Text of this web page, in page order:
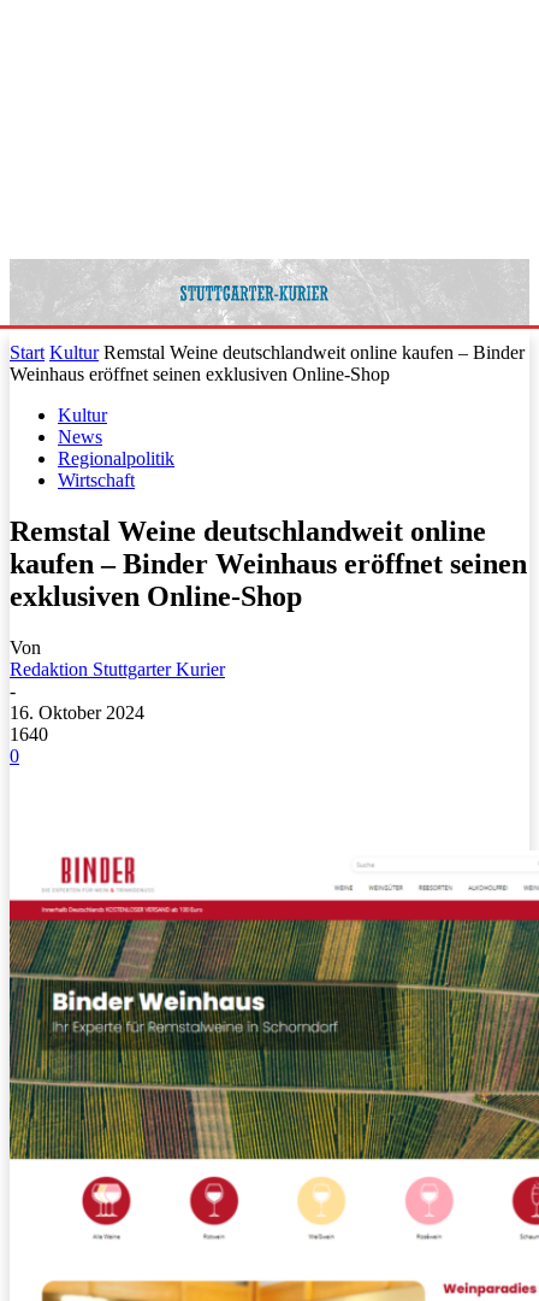
Start Kultur Remstal Weine deutschlandweit online kaufen – Binder
Weinhaus eröffnet seinen exklusiven Online-Shop
Kultur
News
Regionalpolitik
Wirtschaft
Remstal Weine deutschlandweit online
kaufen – Binder Weinhaus eröffnet seinen
exklusiven Online-Shop
Von
Redaktion Stuttgarter Kurier
-
16. Oktober 2024
1640
0